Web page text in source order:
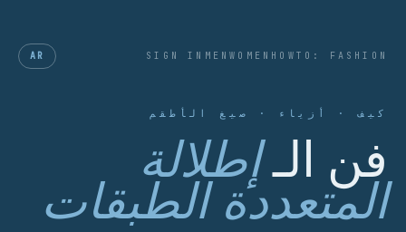
HOWTO: FASHION
WOMEN
MEN
SIGN IN
AR
كيف · أزياء · صيغ الأطقم
فن الـإطلالة
المتعددة الطبقات